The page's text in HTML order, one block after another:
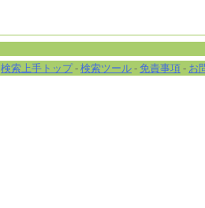
検索上手トップ- 検索ツール - 免責事項 - お